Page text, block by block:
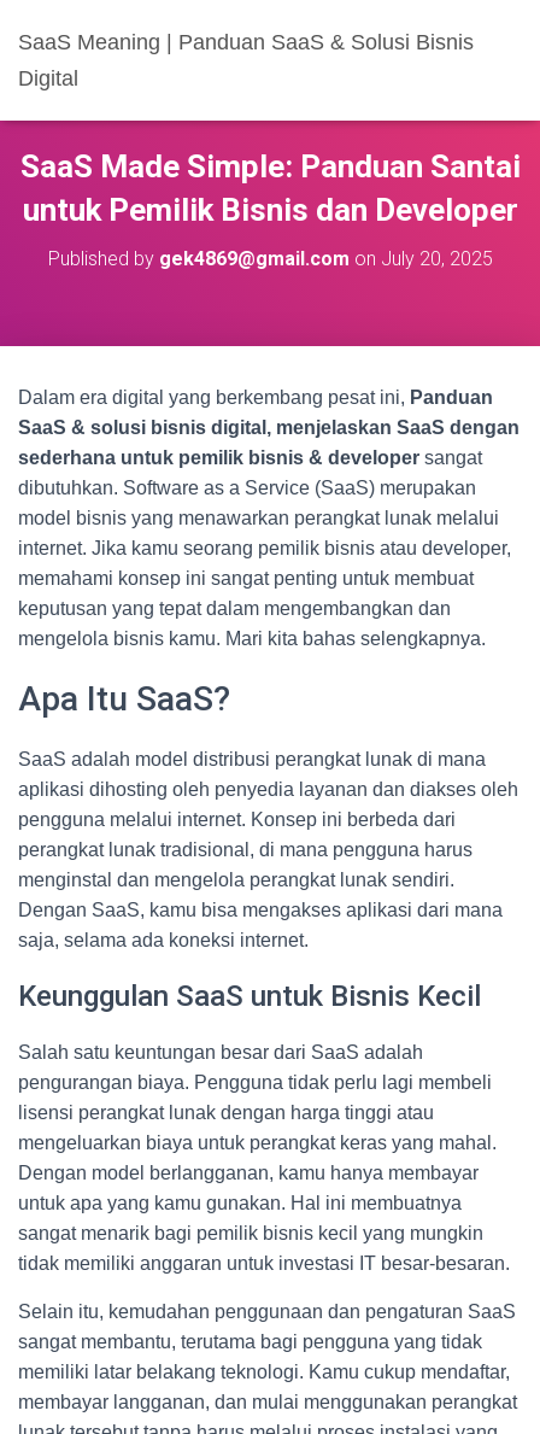
SaaS Meaning | Panduan SaaS & Solusi Bisnis
Digital
SaaS Made Simple: Panduan Santai
untuk Pemilik Bisnis dan Developer
Published by gek4869@gmail.com on July 20, 2025
Dalam era digital yang berkembang pesat ini, Panduan
SaaS & solusi bisnis digital, menjelaskan SaaS dengan
sederhana untuk pemilik bisnis & developer sangat
dibutuhkan. Software as a Service (SaaS) merupakan
model bisnis yang menawarkan perangkat lunak melalui
internet. Jika kamu seorang pemilik bisnis atau developer,
memahami konsep ini sangat penting untuk membuat
keputusan yang tepat dalam mengembangkan dan
mengelola bisnis kamu. Mari kita bahas selengkapnya.
Apa Itu SaaS?
SaaS adalah model distribusi perangkat lunak di mana
aplikasi dihosting oleh penyedia layanan dan diakses oleh
pengguna melalui internet. Konsep ini berbeda dari
perangkat lunak tradisional, di mana pengguna harus
menginstal dan mengelola perangkat lunak sendiri.
Dengan SaaS, kamu bisa mengakses aplikasi dari mana
saja, selama ada koneksi internet.
Keunggulan SaaS untuk Bisnis Kecil
Salah satu keuntungan besar dari SaaS adalah
pengurangan biaya. Pengguna tidak perlu lagi membeli
lisensi perangkat lunak dengan harga tinggi atau
mengeluarkan biaya untuk perangkat keras yang mahal.
Dengan model berlangganan, kamu hanya membayar
untuk apa yang kamu gunakan. Hal ini membuatnya
sangat menarik bagi pemilik bisnis kecil yang mungkin
tidak memiliki anggaran untuk investasi IT besar-besaran.
Selain itu, kemudahan penggunaan dan pengaturan SaaS
sangat membantu, terutama bagi pengguna yang tidak
memiliki latar belakang teknologi. Kamu cukup mendaftar,
membayar langganan, dan mulai menggunakan perangkat